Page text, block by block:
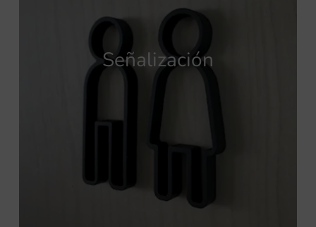
Señalización